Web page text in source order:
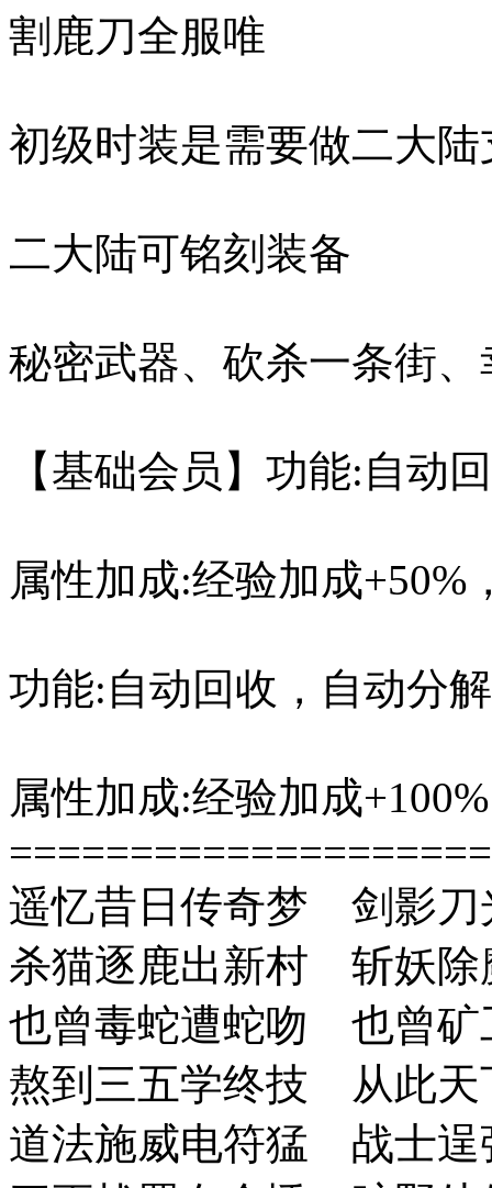
割鹿刀全服唯
初级时装是需要做二大
二大陆可铭刻装备
秘密武器、砍杀一条街
【基础会员】功能:自动
属性加成:经验加成+50%
功能:自动回收，自动分
属性加成:经验加成
遥忆昔日传奇梦 剑影
杀猫逐鹿出新村 斩妖
也曾毒蛇遭蛇吻 也曾
熬到三五学终技 从此
道法施威电符猛 战士